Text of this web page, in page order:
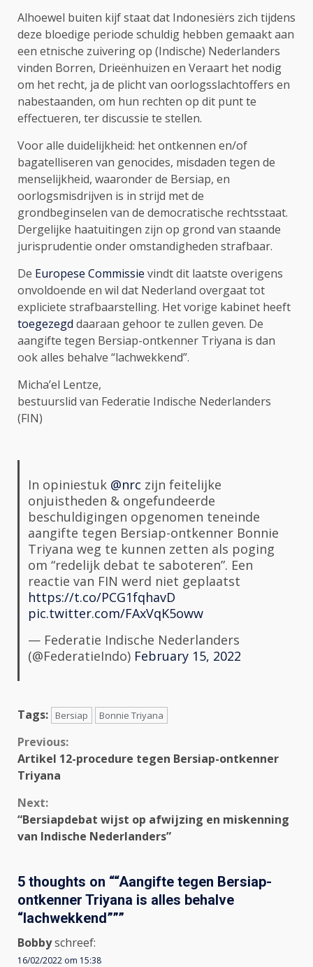
Alhoewel buiten kijf staat dat Indonesiërs zich tijdens
deze bloedige periode schuldig hebben gemaakt aan
een etnische zuivering op (Indische) Nederlanders
vinden Borren, Drieënhuizen en Veraart het nodig
om het recht, ja de plicht van oorlogsslachtoffers en
nabestaanden, om hun rechten op dit punt te
effectueren, ter discussie te stellen.
Voor alle duidelijkheid: het ontkennen en/of
bagatelliseren van genocides, misdaden tegen de
menselijkheid, waaronder de Bersiap, en
oorlogsmisdrijven is in strijd met de
grondbeginselen van de democratische rechtsstaat.
Dergelijke haatuitingen zijn op grond van staande
jurisprudentie onder omstandigheden strafbaar.
De Europese Commissie vindt dit laatste overigens
onvoldoende en wil dat Nederland overgaat tot
expliciete strafbaarstelling. Het vorige kabinet heeft
toegezegd daaraan gehoor te zullen geven. De
aangifte tegen Bersiap-ontkenner Triyana is dan
ook alles behalve “lachwekkend”.
Micha’el Lentze,
bestuurslid van Federatie Indische Nederlanders
(FIN)
In opiniestuk @nrc zijn feitelijke
onjuistheden & ongefundeerde
beschuldigingen opgenomen teneinde
aangifte tegen Bersiap-ontkenner Bonnie
Triyana weg te kunnen zetten als poging
om “redelijk debat te saboteren”. Een
reactie van FIN werd niet geplaatst
https://t.co/PCG1fqhavD
pic.twitter.com/FAxVqK5oww
— Federatie Indische Nederlanders
(@FederatieIndo) February 15, 2022
Tags: Bersiap Bonnie Triyana
Continue
Reading
Previous:
Artikel 12-procedure tegen Bersiap-ontkenner
Triyana
Next:
“Bersiapdebat wijst op afwijzing en miskenning
van Indische Nederlanders”
5 thoughts on ““Aangifte tegen Bersiap-
ontkenner Triyana is alles behalve
“lachwekkend”””
Bobbyschreef:
16/02/2022 om 15:38